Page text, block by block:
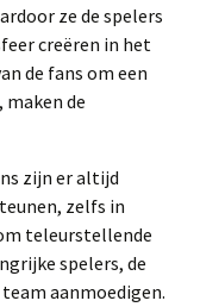
ze de spelers
creëren in het
de fans om een
de
zijn er altijd
zelfs in
teleurstellende
spelers, de
aanmoedigen.